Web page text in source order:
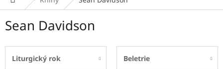
Sean Davidson
Liturgický rok Beletrie